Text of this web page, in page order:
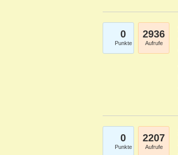
0
Punkte
2936
Aufrufe
0
Punkte
2207
Aufrufe